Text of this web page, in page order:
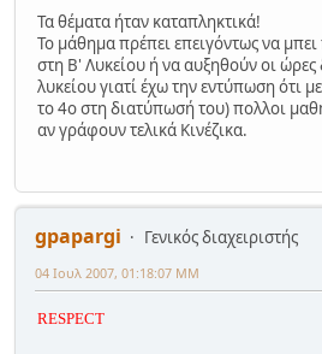
Τα θέματα ήταν καταπληκτικά!
Το μάθημα πρέπει επειγόντως να
στη Β' Λυκείου ή να αυξηθούν οι ώρες
λυκείου γιατί έχω την εντύπωση ότι
το 4ο στη διατύπωσή του) πολλοι
αν γράφουν τελικά Κινέζικα.
gpapargi
Γενικός διαχειριστής
04 Ιουλ 2007, 01:18:07 ΜΜ
RESPECT